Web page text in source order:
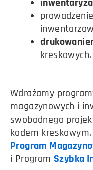
kreskowych.
Wdrażamy
magazynowych i
swobodnego
kodem
Program
i Program Szybka